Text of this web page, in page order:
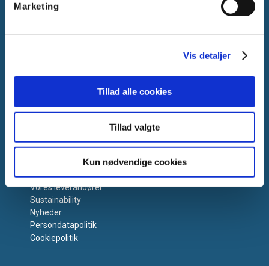
Marketing
Vis detaljer
Tillad alle cookies
Tillad valgte
Kun nødvendige cookies
Retur
Vi tilbyder
Vores leverandører
Sustainability
Nyheder
Persondatapolitik
Cookiepolitik